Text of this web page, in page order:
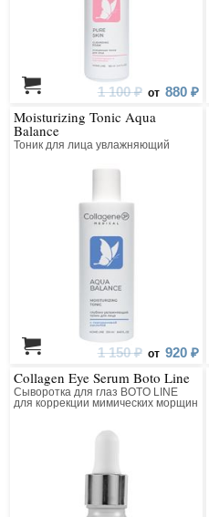
1 100 ₽ от 880 ₽
Moisturizing Tonic Aqua
Balance
Тоник для лица увлажняющий
1 150 ₽ от 920 ₽
Collagen Eye Serum Boto Line
Сыворотка для глаз BOTO LINE
для коррекции мимических морщин